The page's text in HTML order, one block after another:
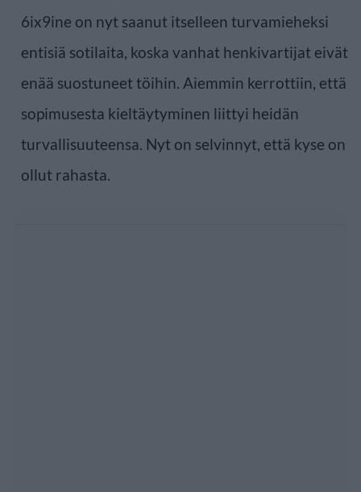
6ix9ine on nyt saanut itselleen turvamieheksi
entisiä sotilaita, koska vanhat henkivartijat eivät
enää suostuneet töihin. Aiemmin kerrottiin, että
sopimusesta kieltäytyminen liittyi heidän
turvallisuuteensa. Nyt on selvinnyt, että kyse on
ollut rahasta.